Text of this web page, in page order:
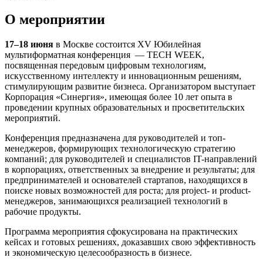
О мероприятии
17–18 июня в Москве состоится XV Юбилейная
мультиформатная конференция — TECH WEEK,
посвященная передовым цифровым технологиям,
искусственному интеллекту и инновационным решениям,
стимулирующим развитие бизнеса. Организатором выступает
Корпорация «Синергия», имеющая более 10 лет опыта в
проведении крупных образовательных и просветительских
мероприятий.
Конференция предназначена для руководителей и топ-
менеджеров, формирующих технологическую стратегию
компаний; для руководителей и специалистов IT-направлений
в корпорациях, ответственных за внедрение и результаты; для
предпринимателей и основателей стартапов, находящихся в
поиске новых возможностей для роста; для project- и product-
менеджеров, занимающихся реализацией технологий в
рабочие продукты.
Программа мероприятия сфокусирована на практических
кейсах и готовых решениях, доказавших свою эффективность
и экономическую целесообразность в бизнесе.